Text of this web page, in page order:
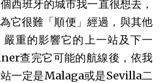
西班牙的城市我一直很想去，
它很難「順便」經過，與其他
重的影響它的上一站及下一
查完它可能的航線後，依我
一定是Malaga或是Sevilla二